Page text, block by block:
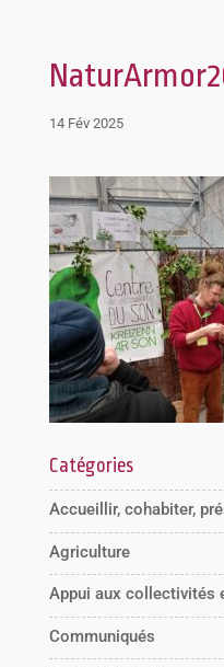
14 Fév 2025
Catégories
Accueillir, cohabiter,
Agriculture
Appui aux collectivités
Communiqués